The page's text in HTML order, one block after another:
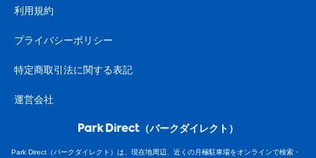
利用規約
プライバシーポリシー
特定商取引法に関する表記
運営会社
（パークダイレクト）
Park Direct（パークダイレクト）は、現在地周辺、近くの月極駐車場をオンラインで検索・